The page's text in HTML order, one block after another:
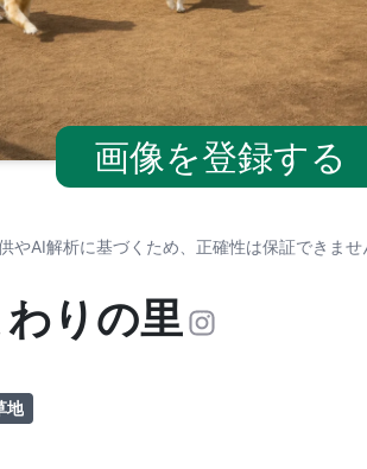
画像を登録する
やAI解析に基づくため、正確性は保証できませ
りの里
地